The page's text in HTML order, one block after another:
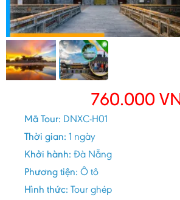
760.000
Mã Tour: DNXC-H01
Thời gian: 1 ngày
Khởi hành: Đà Nẵng
Phương tiện: Ô tô
Hình thức: Tour ghép